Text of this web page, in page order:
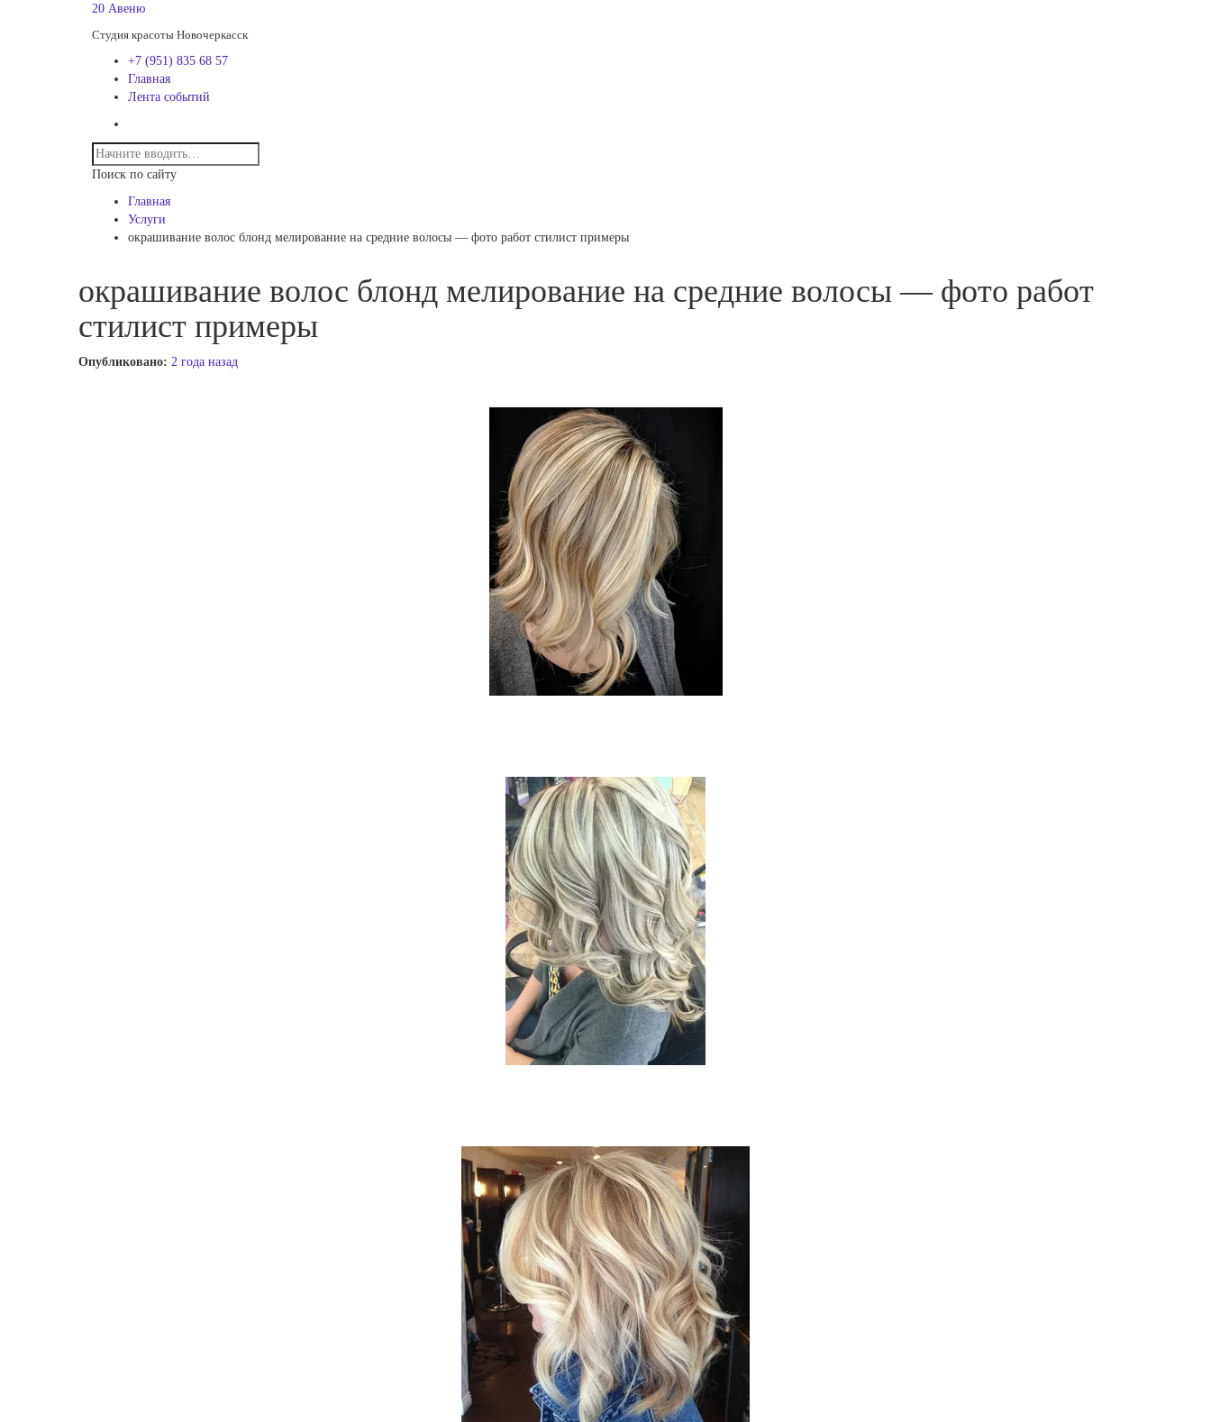
20 Авеню
Студия красоты Новочеркасск
+7 (951) 835 68 57
Главная
Лента событий
Поиск по сайту
Главная
Услуги
окрашивание волос блонд мелирование на средние волосы — фото работ стилист примеры
окрашивание волос блонд мелирование на средние волосы — фото работ
стилист примеры
Опубликовано: 2 года назад